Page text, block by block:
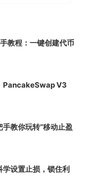
教程：一键创建代币
PancakeSwap V3
教你玩转“移动止盈
设置止损，锁住利